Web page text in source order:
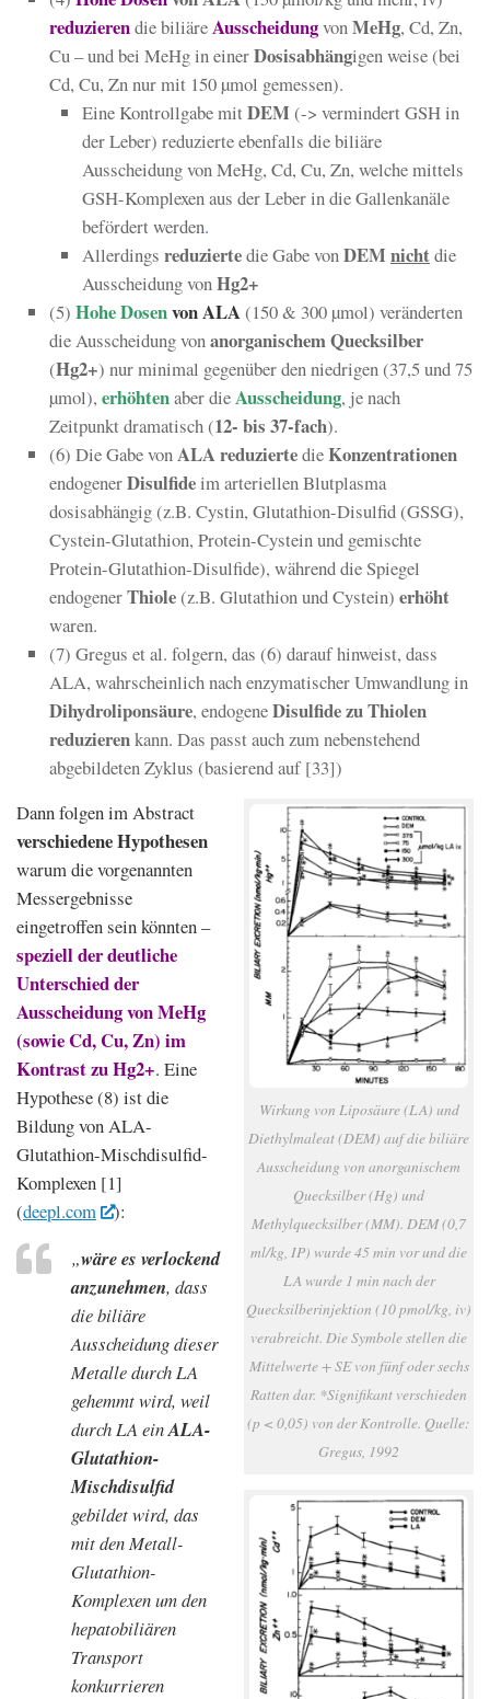
reduzierendie biliäreAusscheidungvonMeHg, Cd, Zn,
Cu – und bei MeHg in einerDosisabhängigen weise (bei
Cd, Cu, Zn nur mit 150 µmol gemessen).
Eine Kontrollgabe mitDEM(-> vermindert GSH in
der Leber) reduzierte ebenfalls die biliäre
Ausscheidung von MeHg, Cd, Cu, Zn, welche mittels
GSH-Komplexen aus der Leber in die Gallenkanäle
befördert werden.
Allerdings reduziertedie Gabe vonDEMnichtdie
Ausscheidung vonHg2+
(5) Hohe Dosenvon ALA(150 & 300 µmol) veränderten
die Ausscheidung vonanorganischem Quecksilber
(Hg2+) nur minimal gegenüber den niedrigen (37,5 und 75
µmol), erhöhtenaber dieAusscheidung, je nach
Zeitpunkt dramatisch (12- bis 37-fach).
(6) Die Gabe vonALA reduziertedieKonzentrationen
endogenerDisulfideim arteriellen Blutplasma
dosisabhängig (z.B. Cystin, Glutathion-Disulfid (GSSG),
Cystein-Glutathion, Protein-Cystein und gemischte
Protein-Glutathion-Disulfide), während die Spiegel
endogenerThiole(z.B. Glutathion und Cystein) erhöht
waren.
(7) Gregus et al. folgern, das (6) darauf hinweist, dass
ALA, wahrscheinlich nach enzymatischer Umwandlung in
Dihydroliponsäure, endogeneDisulfide zu Thiolen
reduzierenkann. Das passt auch zum nebenstehend
abgebildeten Zyklus (basierend auf [33])
Wirkung von Liposäure (LA) und
Diethylmaleat (DEM) auf die biliäre
Ausscheidung von anorganischem
Quecksilber (Hg) und
Methylquecksilber (MM). DEM (0,7
ml/kg, IP) wurde 45 min vor und die
LA wurde 1 min nach der
Quecksilberinjektion (10 pmol/kg, iv)
verabreicht. Die Symbole stellen die
Mittelwerte + SE von fünf oder sechs
Ratten dar. *Signifikant verschieden
(p < 0,05) von der Kontrolle. Quelle:
Gregus, 1992
Dann folgen im Abstract
verschiedene Hypothesen
warum die vorgenannten
Messergebnisse
eingetroffen sein könnten –
speziell der deutliche
Unterschied der
Ausscheidung von MeHg
(sowie Cd, Cu, Zn) im
Kontrast zu Hg2+. Eine
Hypothese (8) ist die
Bildung von ALA-
Glutathion-Mischdisulfid-
Komplexen [1]
(deepl.com
):
„wäre es verlockend
anzunehmen, dass
die biliäre
Ausscheidung dieser
Metalle durch LA
gehemmt wird, weil
durch LA einALA-
Glutathion-
Mischdisulfid
gebildet wird, das
mit den Metall-
Glutathion-
Komplexen um den
hepatobiliären
Transport
konkurrieren